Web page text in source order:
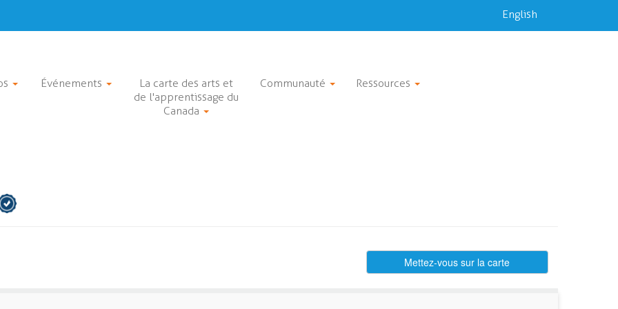
English
Événements
La carte des arts et
de l'apprentissage du
Canada
Communauté Ressources
Mettez-vous sur la carte